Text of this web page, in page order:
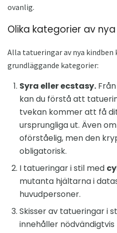
ovanlig.
Olika kategorier av
Alla tatueringar av nya kindben
grundläggande kategorier:
Syra eller ecstasy.
kan du förstå att
tvekan kommer att få
ursprungliga ut. Även
oförståelig, men den
obligatorisk.
I tatueringar i stil med
mutanta hjältarna i
huvudpersoner.
Skisser av tatueringar i
innehåller